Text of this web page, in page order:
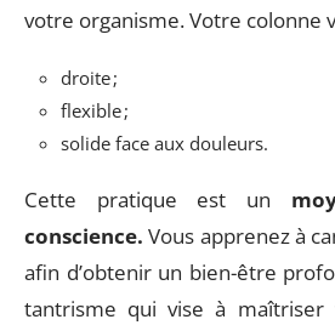
votre organisme. Votre colonne
droite ;
flexible ;
solide face aux douleurs.
Cette pratique est un
conscience. Vous apprenez à
afin d’obtenir un bien-être
tantrisme qui vise à maîtriser